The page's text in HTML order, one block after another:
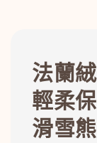
法蘭
輕柔
滑雪